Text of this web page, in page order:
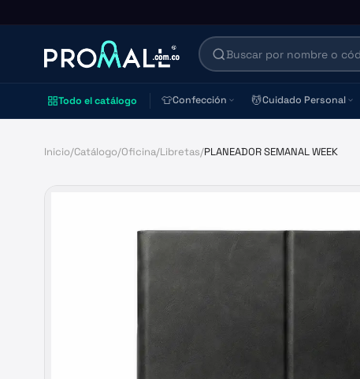
Todo el catálogo 👕Confección 💆Cuidado Personal
Inicio/Catálogo/Oficina/Libretas/PLANEADOR SEMANAL WEEK